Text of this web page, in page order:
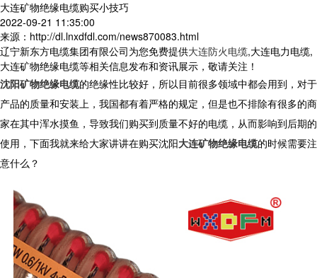
大连矿物绝缘电缆购买小技巧
2022-09-21 11:35:00
来源：http://dl.lnxdfdl.com/news870083.html
辽宁新东方电缆集团有限公司为您免费提供大连防火电缆,大连电力电缆,
大连矿物绝缘电缆等相关信息发布和资讯展示，敬请关注！
沈阳矿物绝缘电缆的绝缘性比较好，所以目前很多领域中都会用到，对于
产品的质量和安装上，我国都有着严格的规定，但是也不排除有很多的商
家在其中浑水摸鱼，导致我们购买到质量不好的电缆，从而影响到后期的
使用，下面我就来给大家讲讲在购买沈阳大连矿物绝缘电缆的时候需要注
意什么？